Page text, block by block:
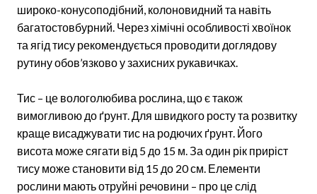
широко-конусоподібний, колоновидний та навіть
багатостовбурний. Через хімічні особливості хвоїнок
та ягід тису рекомендується проводити доглядову
рутину обов’язково у захисних рукавичках.
Тис – це вологолюбива рослина, що є також
вимогливою до ґрунт. Для швидкого росту та розвитку
краще висаджувати тис на родючих ґрунт. Його
висота може сягати від 5 до 15 м. За один рік приріст
тису може становити від 15 до 20 см. Елементи
рослини мають отруйні речовини – про це слід